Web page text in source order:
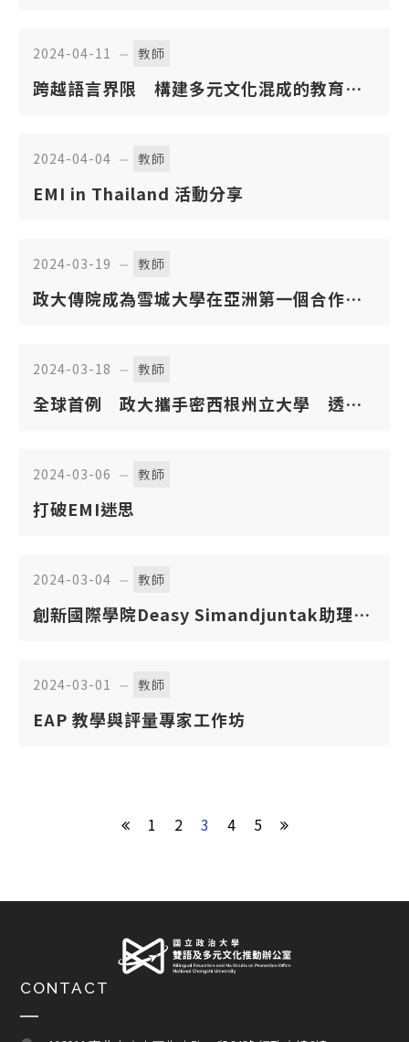
2024-04-11 教師
跨越語言界限 構建多元文化混成的教育生
2024-04-04 教師
EMI in Thailand 活動分享
2024-03-19 教師
政大傳院成為雪城大學在亞洲第一個合作夥
2024-03-18 教師
全球首例 政大攜手密西根州立大學 透過
2024-03-06 教師
打破EMI迷思
2024-03-04 教師
創新國際學院Deasy Simandjuntak助理教
印尼總統大選的影響
2024-03-01 教師
EAP 教學與評量專家工作坊
1 2 3 4 5
CONTACT